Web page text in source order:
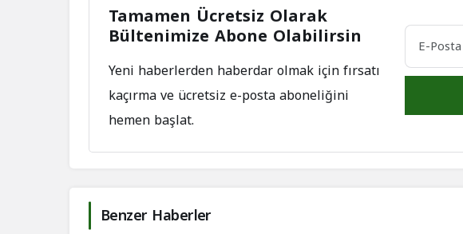
Tamamen Ücretsiz Olarak
Bültenimize Abone Olabilirsin
Yeni haberlerden haberdar olmak için fırsatı
kaçırma ve ücretsiz e-posta aboneliğini
hemen başlat.
Benzer Haberler